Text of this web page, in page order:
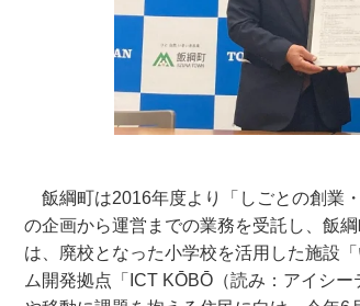
飯綱町は2016年度より「しごとの創業
の企画から運営までの業務を受託し、飯
は、廃校となった小学校を活用した施設
ム開発拠点「ICT KŌBŌ（読み：アイシ